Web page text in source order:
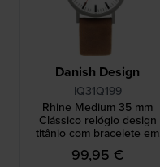
Danish Design
IQ31Q199
Rhine Medium 35 mm
Clássico relógio design
titânio com bracelete em
couro
99,95 €